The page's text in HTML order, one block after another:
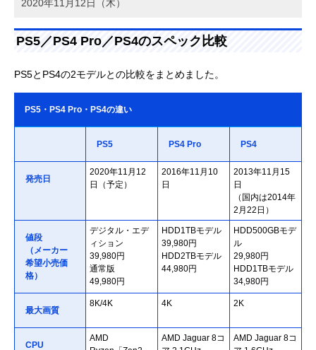
2020年11月12日（木）
PS5／PS4 Pro／PS4のスペック比較
PS5とPS4の2モデルとの比較をまとめました。
PS5・PS4 Pro・PS4の違い
PS5 PS4 Pro PS4
発売日
2020年11月12
日（予定）
2016年11月10
日
2013年11月15
日
（国内は2014年
2月22日）
値段
（メーカー
希望小売価
格）
デジタル・エデ
ィション
39,980円
通常版
49,980円
HDD1TBモデル
39,980円
HDD2TBモデル
44,980円
HDD500GBモデ
ル
29,980円
HDD1TBモデル
34,980円
最大画質
8K/4K 4K 2K
CPU
AMD
AMD Jaguar 8コ
AMD Jaguar 8コ